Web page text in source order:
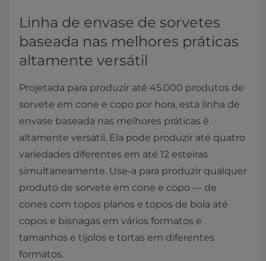
Linha de envase de sorvetes
baseada nas melhores práticas
altamente versátil
Projetada para produzir até 45.000 produtos de
sorvete em cone e copo por hora, esta linha de
envase baseada nas melhores práticas é
altamente versátil. Ela pode produzir até quatro
variedades diferentes em até 12 esteiras
simultaneamente. Use-a para produzir qualquer
produto de sorvete em cone e copo — de
cones com topos planos e topos de bola até
copos e bisnagas em vários formatos e
tamanhos e tijolos e tortas em diferentes
formatos.